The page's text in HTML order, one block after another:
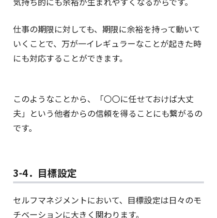
仕事の期限に対しても、期限に余裕を持って動いて
いくことで、万が一イレギュラーなことが起きた時
にも対応することができます。
このようなことから、「〇〇に任せておけば大丈
夫」という他者からの信頼を得ることにも繋がるの
です。
3-4．目標設定
セルフマネジメントにおいて、目標設定は日々のモ
チベーションに大きく関わります。